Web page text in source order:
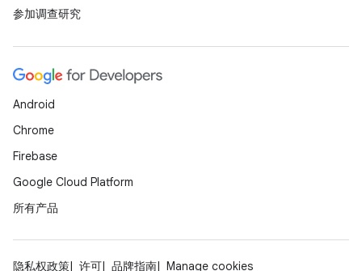
参加调查研究
Android
Chrome
Firebase
Google Cloud Platform
所有产品
隐私权政策 许可 品牌指南 Manage cookies